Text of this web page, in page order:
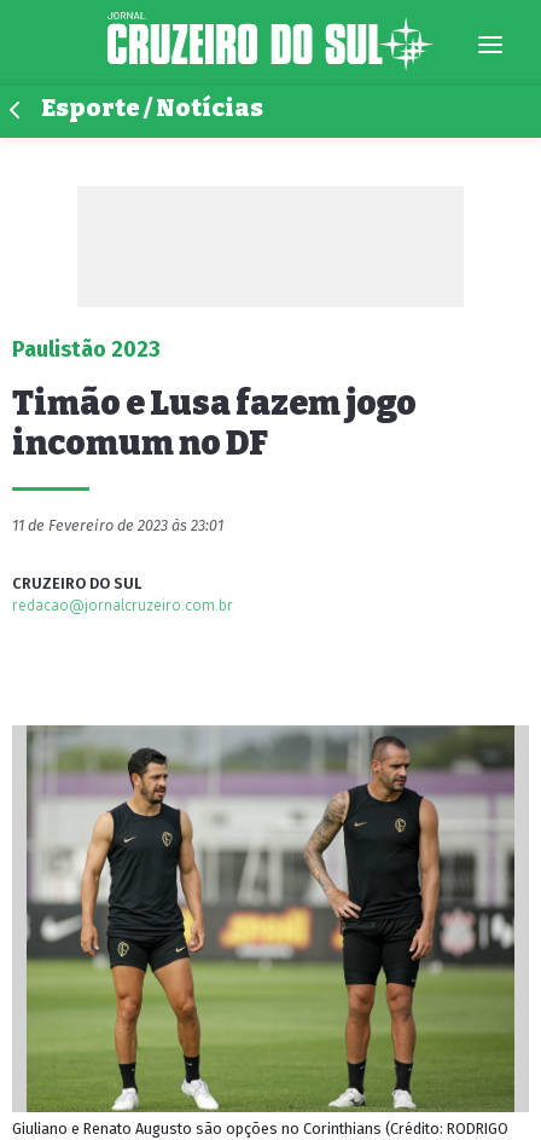
Esporte / Notícias
Paulistão 2023
Timão e Lusa fazem jogo
incomum no DF
11 de Fevereiro de 2023 às 23:01
CRUZEIRO DO SUL
redacao@jornalcruzeiro.com.br
Giuliano e Renato Augusto são opções no Corinthians (Crédito: RODRIGO